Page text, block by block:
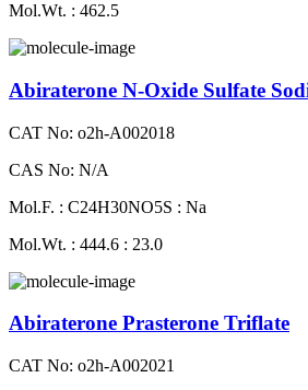
Mol.Wt. : 462.5
Abiraterone N-Oxide Sulfate
CAT No: o2h-A002018
CAS No: N/A
Mol.F. : C24H30NO5S : Na
Mol.Wt. : 444.6 : 23.0
Abiraterone Prasterone Triflate
CAT No: o2h-A002021